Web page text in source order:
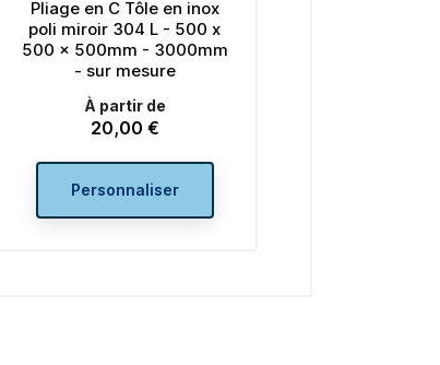
Pliage en C Tôle en inox
poli miroir 304 L - 500 x
500 x 500mm - 3000mm
- sur mesure
À partir de
Prix
20,00 €
Personnaliser